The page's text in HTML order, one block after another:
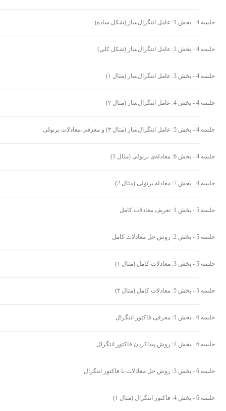
جلسه 4 - بخش 1: عامل انتگرال‌ساز (شکل ساده)
جلسه 4 - بخش 2: عامل انتگرال‌ساز (شکل کلی)
جلسه 4 - بخش 3: عامل انتگرال‌ساز (مثال ۱)
جلسه 4 - بخش 4: عامل انتگرال‌ساز (مثال ۲)
جلسه 4 - بخش 5: عامل انتگرال‌ساز (مثال ۳) و معرفی معادلات برنولی
جلسه 4 - بخش 6: معادله‌ی برنولی (مثال 1)
جلسه 4 - بخش 7: معادله برنولی (مثال 2)
جلسه 5 - بخش 1: تعریف معادلات کامل
جلسه 5 - بخش 2: روش حل معادلات کامل
جلسه 5 - بخش 3: معادلات کامل (مثال ۱)
جلسه 5 - بخش 5: معادلات کامل (مثال ۳)
جلسه 6 - بخش 1: معرفی فاکتور انتگرال
جلسه 6 - بخش 2: روش پیداکردن فاکتور انتگرال
جلسه 6 - بخش 3: روش حل معادلات با فاکتور انتگرال
جلسه 6 - بخش 4: فاکتور انتگرال (مثال ۱)